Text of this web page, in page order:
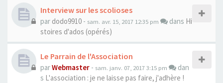
Interview sur les scolioses
par dodo9910 - sam. avr. 15, 2017 12:35 pm dans Hi
stoires d'ados (opérés)
Le Parrain de l'Association
parWebmaster - sam. janv. 07, 2017 3:15 pm
dan
s L'association : je ne laisse pas faire, j'adhère !